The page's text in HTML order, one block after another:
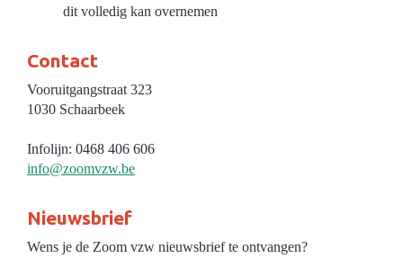
dit volledig kan overnemen
Contact
Vooruitgangstraat 323
1030 Schaarbeek
Infolijn: 0468 406 606
info@zoomvzw.be
Nieuwsbrief
Wens je de Zoom vzw nieuwsbrief te ontvangen?